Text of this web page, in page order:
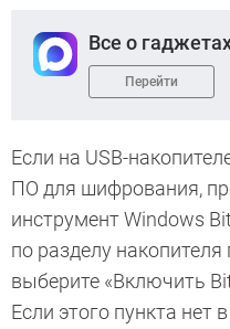
Все о
Перейти
Если на USB-
ПО для шифрования,
инструмент Windows
по разделу
выберите «Включить
Если этого пункта нет